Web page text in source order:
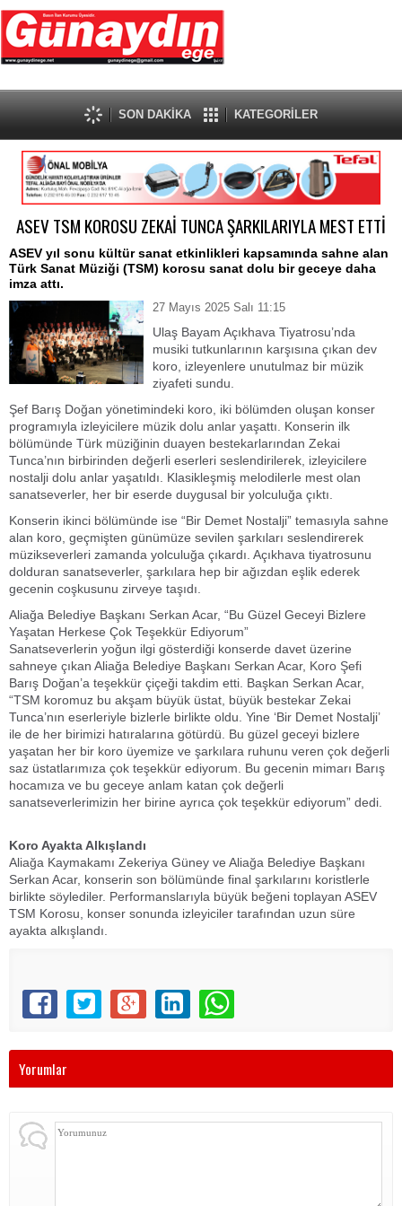
SON DAKİKA KATEGORİLER
ASEV TSM KOROSU ZEKAİ TUNCA ŞARKILARIYLA MEST ETTİ
ASEV yıl sonu kültür sanat etkinlikleri kapsamında sahne alan
Türk Sanat Müziği (TSM) korosu sanat dolu bir geceye daha
imza attı.
27 Mayıs 2025 Salı 11:15
Ulaş Bayam Açıkhava Tiyatrosu’nda
musiki tutkunlarının karşısına çıkan dev
koro, izleyenlere unutulmaz bir müzik
ziyafeti sundu.
Şef Barış Doğan yönetimindeki koro, iki bölümden oluşan konser
programıyla izleyicilere müzik dolu anlar yaşattı. Konserin ilk
bölümünde Türk müziğinin duayen bestekarlarından Zekai
Tunca’nın birbirinden değerli eserleri seslendirilerek, izleyicilere
nostalji dolu anlar yaşatıldı. Klasikleşmiş melodilerle mest olan
sanatseverler, her bir eserde duygusal bir yolculuğa çıktı.
Konserin ikinci bölümünde ise “Bir Demet Nostalji” temasıyla sahne
alan koro, geçmişten günümüze sevilen şarkıları seslendirerek
müzikseverleri zamanda yolculuğa çıkardı. Açıkhava tiyatrosunu
dolduran sanatseverler, şarkılara hep bir ağızdan eşlik ederek
gecenin coşkusunu zirveye taşıdı.
Aliağa Belediye Başkanı Serkan Acar, “Bu Güzel Geceyi Bizlere
Yaşatan Herkese Çok Teşekkür Ediyorum”
Sanatseverlerin yoğun ilgi gösterdiği konserde davet üzerine
sahneye çıkan Aliağa Belediye Başkanı Serkan Acar, Koro Şefi
Barış Doğan’a teşekkür çiçeği takdim etti. Başkan Serkan Acar,
“TSM koromuz bu akşam büyük üstat, büyük bestekar Zekai
Tunca’nın eserleriyle bizlerle birlikte oldu. Yine ‘Bir Demet Nostalji’
ile de her birimizi hatıralarına götürdü. Bu güzel geceyi bizlere
yaşatan her bir koro üyemize ve şarkılara ruhunu veren çok değerli
saz üstatlarımıza çok teşekkür ediyorum. Bu gecenin mimarı Barış
hocamıza ve bu geceye anlam katan çok değerli
sanatseverlerimizin her birine ayrıca çok teşekkür ediyorum” dedi.
Koro Ayakta Alkışlandı
Aliağa Kaymakamı Zekeriya Güney ve Aliağa Belediye Başkanı
Serkan Acar, konserin son bölümünde final şarkılarını koristlerle
birlikte söylediler. Performanslarıyla büyük beğeni toplayan ASEV
TSM Korosu, konser sonunda izleyiciler tarafından uzun süre
ayakta alkışlandı.
Yorumlar